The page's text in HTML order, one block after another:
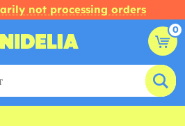
not processing orders
0